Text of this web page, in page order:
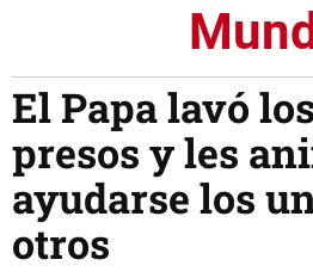
El Papa lavó
presos y les
ayudarse los
otros